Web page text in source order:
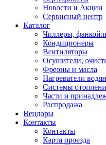
Новости и Акции
Сервисный центр
Каталог
Чиллеры,
Кондиционеры
Вентиляторы
Осушители,
Фреоны и масла
Нагреватели
Системы
Части и
Раcпродажа
Вендоры
Контакты
Контакты
Карта проезда